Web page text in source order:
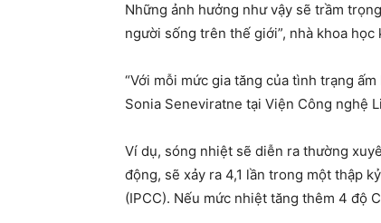
Những ảnh hưởng như vậy sẽ trầm
người sống trên thế giới”, nhà khoa
“Với mỗi mức gia tăng của tình trạng
Sonia Seneviratne tại Viện Công nghệ
Ví dụ, sóng nhiệt sẽ diễn ra thường
động, sẽ xảy ra 4,1 lần trong một thập
(IPCC). Nếu mức nhiệt tăng thêm 4 độ